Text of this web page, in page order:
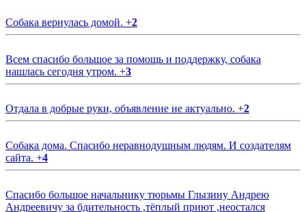
Собака вернулась домой. +2
Всем спасибо большое за помощь и поддержку, собака
нашлась сегодня утром. +3
Отдала в добрые руки, объявление не актуально. +2
Собака дома. Спасибо неравнодушным людям. И создателям
сайта. +4
Спасибо большое начальнику тюрьмы Глызину Андрею
Андреевичу за бдительность ,тёплый приют ,неостался